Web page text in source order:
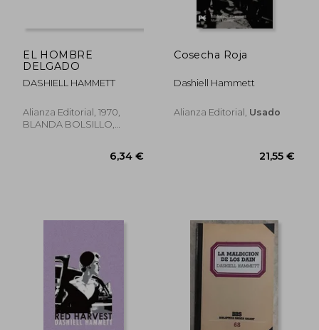
EL HOMBRE
DELGADO
DASHIELL HAMMETT
Alianza Editorial, 1970,
BLANDA BOLSILLO,
Cosecha Roja
Dashiell Hammett
Alianza Editorial, Usado